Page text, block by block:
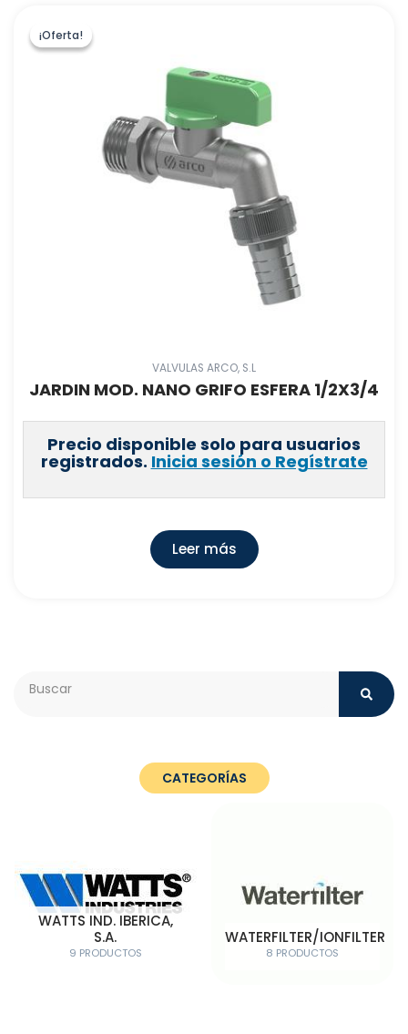
¡Oferta!
¡Oferta!
VALVULAS ARCO, S.L
JARDIN MOD. NANO GRIFO ESFERA 1/2X3/4
Precio disponible solo para usuarios
registrados. Inicia sesión o Regístrate
Leer más
CATEGORÍAS
WATTS IND. IBERICA,
S.A.
9 PRODUCTOS
WATERFILTER/IONFILTER
8 PRODUCTOS